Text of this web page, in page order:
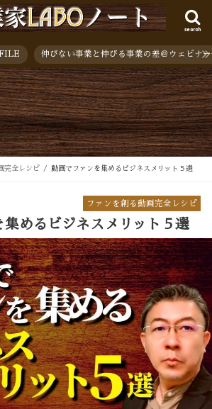
search
伸びない事業と伸びる事業の差＠ウェビナ
完全レシピ 動画でファンを集めるビジネスメリット５選
ファンを創る動画完全レシピ
集めるビジネスメリット５選